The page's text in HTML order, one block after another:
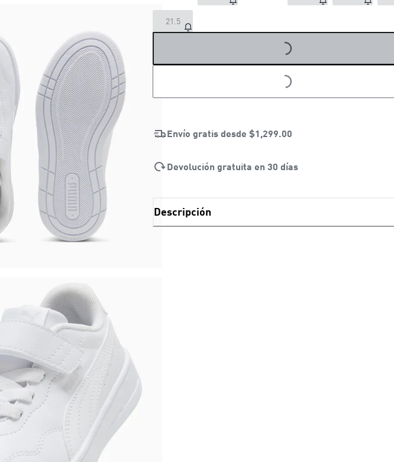
21.5 LOADING...
LOADING...
Envío gratis desde $1,299.00
Devolución gratuita en 30 días
Descripción